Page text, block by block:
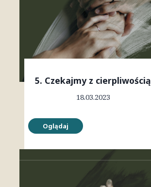
5. Czekajmy z cierpliwością
18.03.2023
Oglądaj